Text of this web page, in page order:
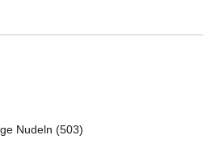
Nudeln (503)